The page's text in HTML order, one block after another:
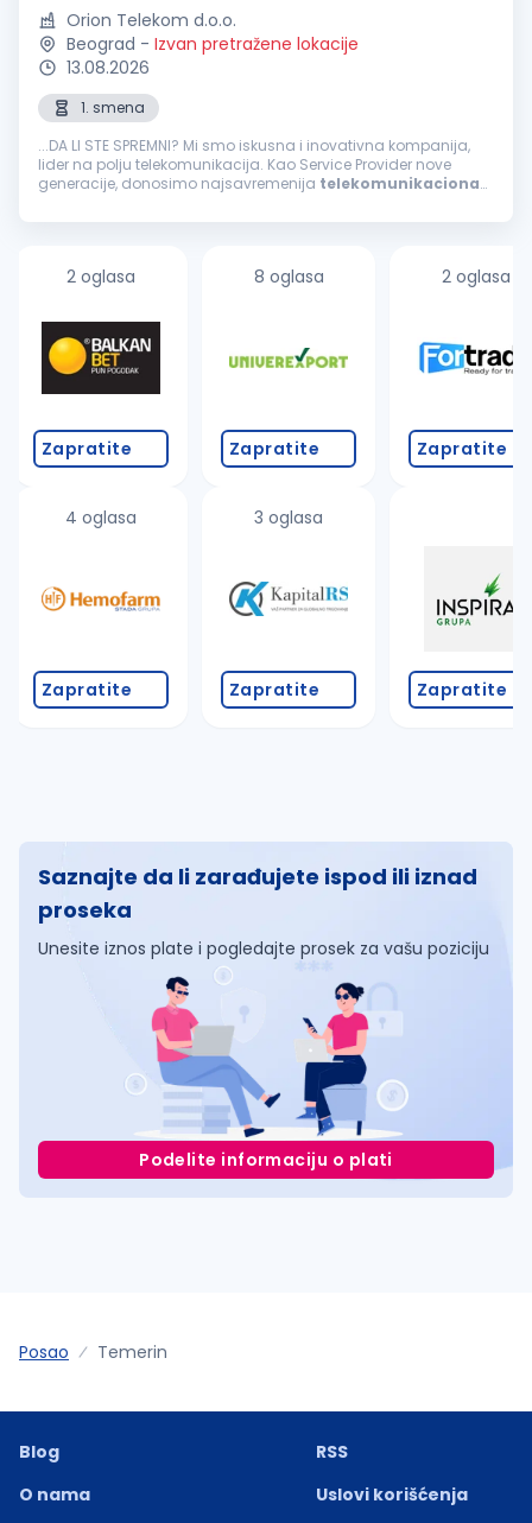
Orion Telekom d.o.o.
Beograd - Izvan pretražene lokacije
13.08.2026
1. smena
...DA LI STE SPREMNI? Mi smo iskusna i inovativna kompanija,
lider na polju telekomunikacija. Kao Service Provider nove
generacije, donosimo najsavremenija telekomunikaciona
timu nas ima...
2 oglasa
Zapratite
4 oglasa
Zapratite
8 oglasa
Zapratite
3 oglasa
Zapratite
2 oglasa
Zapratite
Zapratite
Saznajte da li zarađujete ispod ili iznad
proseka
Unesite iznos plate i pogledajte prosek za vašu poziciju
Podelite informaciju o plati
Posao Temerin
Blog
O nama
RSS
Uslovi korišćenja